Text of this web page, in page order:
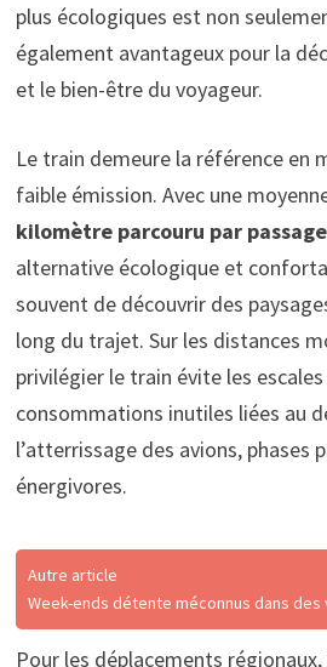
plus écologiques est non
également avantageux pour la
et le bien-être du voyageur.
Le train demeure la référence en
faible émission. Avec une
kilomètre parcouru par
alternative écologique et
souvent de découvrir des
long du trajet. Sur les distances
privilégier le train évite les
consommations inutiles liées au
l’atterrissage des avions, phases
énergivores.
Autre article
Week-ends détente méconnus dans des
Pour les déplacements régionaux,